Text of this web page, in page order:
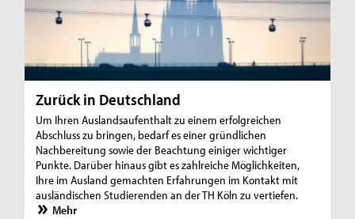
Zurück in Deutschland
Um Ihren Auslandsaufenthalt zu einem erfolgreichen
Abschluss zu bringen, bedarf es einer gründlichen
Nachbereitung sowie der Beachtung einiger wichtiger
Punkte. Darüber hinaus gibt es zahlreiche Möglichkeiten,
Ihre im Ausland gemachten Erfahrungen im Kontakt mit
ausländischen Studierenden an der TH Köln zu vertiefen.
Mehr